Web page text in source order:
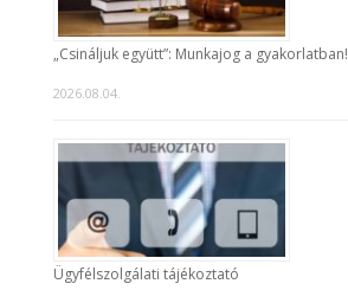
„Csináljuk együtt”: Munkajog a gyakorlatban!
2026.08.04.
Ügyfélszolgálati tájékoztató